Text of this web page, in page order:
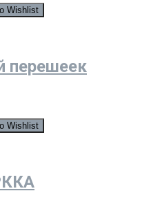
Wishlist
перешеек
Wishlist